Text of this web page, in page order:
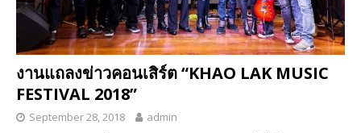
งานแถลงข่าวคอนเสิร์ต “KHAO LAK MUSIC
FESTIVAL 2018”
September 28, 2018 admin